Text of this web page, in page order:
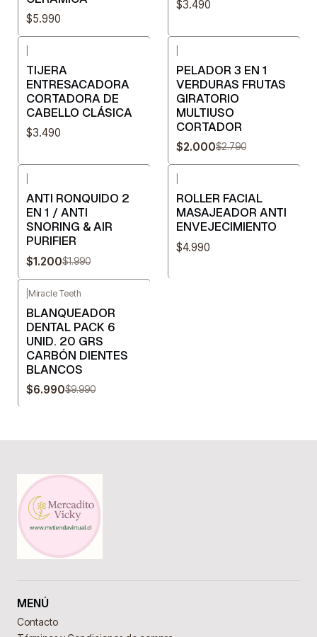
$5.990
$3.490
TIJERA
ENTRESACADORA
CORTADORA DE
CABELLO CLÁSICA
$3.490
PELADOR 3 EN 1
VERDURAS FRUTAS
GIRATORIO
MULTIUSO
CORTADOR
$2.000$2.790
ANTI RONQUIDO 2
EN 1 / ANTI
SNORING & AIR
PURIFIER
$1.200$1.990
ROLLER FACIAL
MASAJEADOR ANTI
ENVEJECIMIENTO
$4.990
Miracle Teeth
BLANQUEADOR
DENTAL PACK 6
UNID. 20 GRS
CARBÓN DIENTES
BLANCOS
$6.990$9.990
MENÚ
Contacto